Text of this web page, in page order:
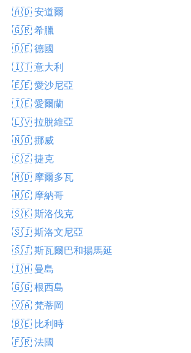
🇦🇩 安道爾
🇬🇷 希臘
🇩🇪 德國
🇮🇹 意大利
🇪🇪 愛沙尼亞
🇮🇪 愛爾蘭
🇱🇻 拉脫維亞
🇳🇴 挪威
🇨🇿 捷克
🇲🇩 摩爾多瓦
🇲🇨 摩納哥
🇸🇰 斯洛伐克
🇸🇮 斯洛文尼亞
🇸🇯 斯瓦爾巴和揚馬延
🇮🇲 曼島
🇬🇬 根西島
🇻🇦 梵蒂岡
🇧🇪 比利時
🇫🇷 法國